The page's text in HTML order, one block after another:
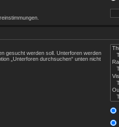
gesucht werden soll. Unterforen werden
„Unterforen durchsuchen“ unten nicht